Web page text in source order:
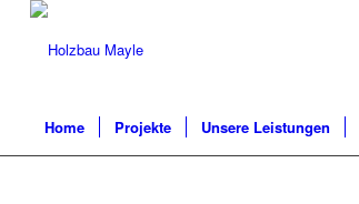
Home Projekte Unsere Leistungen